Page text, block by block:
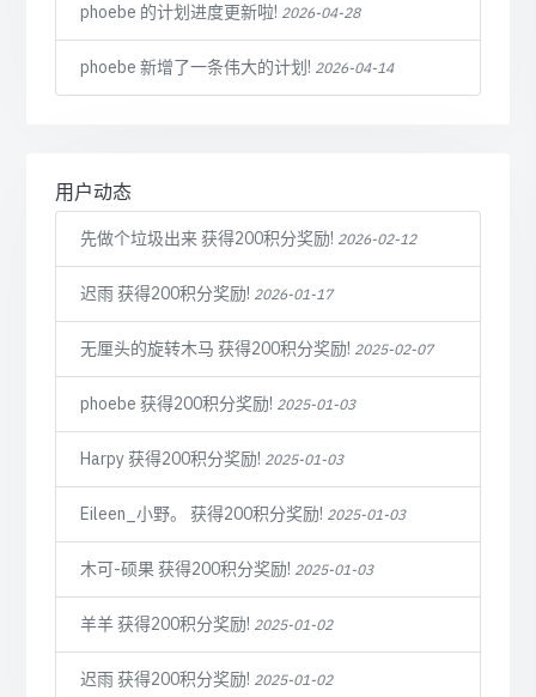
phoebe 的计划进度更新啦! 2026-04-28
phoebe 新增了一条伟大的计划! 2026-04-14
用户动态
先做个垃圾出来 获得200积分奖励! 2026-02-12
迟雨 获得200积分奖励! 2026-01-17
无厘头的旋转木马 获得200积分奖励! 2025-02-07
phoebe 获得200积分奖励! 2025-01-03
Harpy 获得200积分奖励! 2025-01-03
Eileen_小野。 获得200积分奖励! 2025-01-03
木可-硕果 获得200积分奖励! 2025-01-03
羊羊 获得200积分奖励! 2025-01-02
迟雨 获得200积分奖励! 2025-01-02